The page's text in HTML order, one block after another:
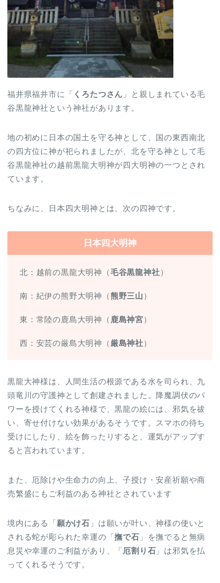
福井県福井市に「 くろたつさん 」と親しまれている毛
谷黒龍神社という神社があります。
地の初めに日本の国土を守る神として、国の東西南北
の四方位に神が祀られましたが、北を守る神として毛
谷黒龍神社の越前黒龍大明神が四大明神の一つとされ
ています。
ちなみに、日本四大明神とは、次の四神です。
日本四大明神
北：越前の黒龍大明神（毛谷黒龍神社）
南：紀伊の熊野大明神（熊野三山 ）
東：常陸の鹿島大明神（ 鹿島神宮）
西：安芸の厳島大明神（ 厳島神社）
黒龍大神様は、人間生活の根源である水を司られ、九
頭竜川の守護神として創建されました。降魔調伏のパ
ワーを授けてくれる神様で、黒龍の絵には、邪気を祓
い、寄せ付けない効果があるそうです。スマホの待ち
受けにしたり、絵を飾ったりすると、運気がアップす
ると言われています。
また、厄除けや生命力の向上、子授け・安産祈願や商
売繁盛にもご利益のある神社とされています
境内にある「 願かけ石 」は願いが叶い、神様の使いと
される蛇が彫られた幸運の「撫で石 」を撫でると無病
息災や幸運のご利益があり、「 厄割り石 」は邪気を払
ってくれるそうです。